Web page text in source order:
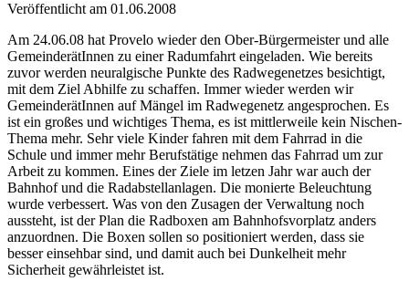
Veröffentlicht am 01.06.2008
Am 24.06.08 hat Provelo wieder den Ober-Bürgermeister und alle
GemeinderätInnen zu einer Radumfahrt eingeladen. Wie bereits
zuvor werden neuralgische Punkte des Radwegenetzes besichtigt,
mit dem Ziel Abhilfe zu schaffen. Immer wieder werden wir
GemeinderätInnen auf Mängel im Radwegenetz angesprochen. Es
ist ein großes und wichtiges Thema, es ist mittlerweile kein Nischen-
Thema mehr. Sehr viele Kinder fahren mit dem Fahrrad in die
Schule und immer mehr Berufstätige nehmen das Fahrrad um zur
Arbeit zu kommen. Eines der Ziele im letzen Jahr war auch der
Bahnhof und die Radabstellanlagen. Die monierte Beleuchtung
wurde verbessert. Was von den Zusagen der Verwaltung noch
aussteht, ist der Plan die Radboxen am Bahnhofsvorplatz anders
anzuordnen. Die Boxen sollen so positioniert werden, dass sie
besser einsehbar sind, und damit auch bei Dunkelheit mehr
Sicherheit gewährleistet ist.